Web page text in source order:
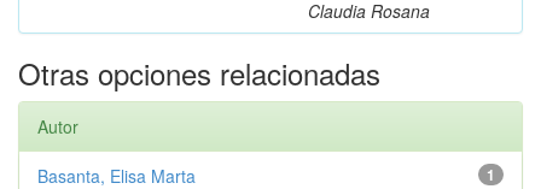
Claudia Rosana
Otras opciones relacionadas
Autor
1
Basanta, Elisa Marta